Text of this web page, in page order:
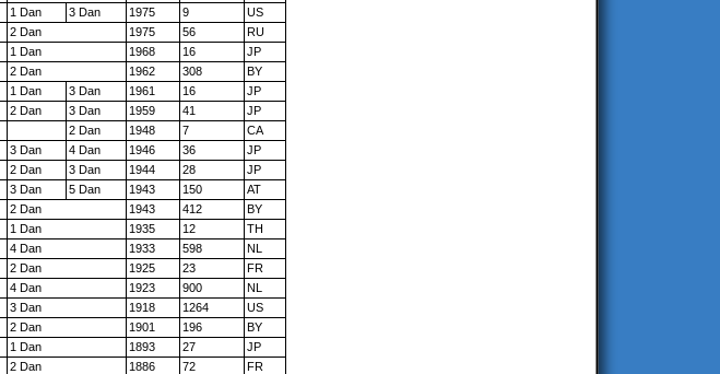
1 Dan 3 Dan 1975 9
US
2 Dan 1975 56
RU
1 Dan 1968 16
JP
2 Dan 1962 308
BY
1 Dan 3 Dan 1961 16
JP
2 Dan 3 Dan 1959 41
JP
2 Dan 1948 7
CA
3 Dan 4 Dan 1946 36
JP
2 Dan 3 Dan 1944 28
JP
3 Dan 5 Dan 1943 150
AT
2 Dan 1943 412
BY
1 Dan 1935 12
TH
4 Dan 1933 598
NL
2 Dan 1925 23
FR
4 Dan 1923 900
NL
3 Dan 1918 1264
US
2 Dan 1901 196
BY
1 Dan 1893 27
JP
2 Dan 1886 72
FR